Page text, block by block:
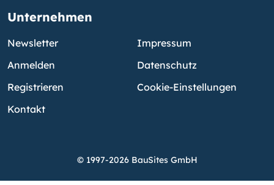
Unternehmen
Newsletter
Anmelden
Registrieren
Kontakt
Impressum
Datenschutz
Cookie-Einstellungen
© 1997-2026 BauSites GmbH